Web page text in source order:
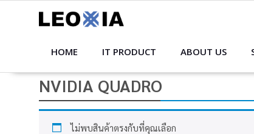
HOME IT PRODUCT ABOUT US
NVIDIA QUADRO
ไม่พบสินค้าตรงกับที่คุณเลือก